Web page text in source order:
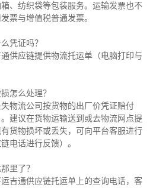
、纺织袋等包装服务。运输发票也不
票与增值税普通发票。
凭证吗？
供应链提供物流托运单（电脑打印与
怎么处理？
物流公司按货物的出厂价凭证赔付
建议在货物运输送到或去物流网点提
货物损坏或丢失，可向平台客服进行
电话进行反馈）。
里了？
吉通供应链托运单上的查询电话，客